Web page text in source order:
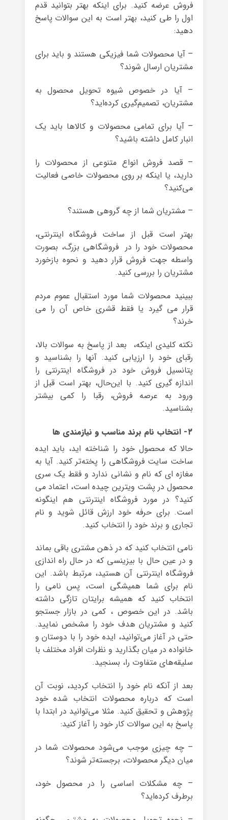
فروش عرضه کنید. برای اینکه بهتر بتوانید قدم
اول را طی کنید، بهتر است به این سوالات پاسخ
دهید:
– آیا محصولات شما فیزیکی هستند و باید برای
مشتریان ارسال شوند؟
– آیا در خصوص شیوه تحویل محصول به
مشتریان، تصمیم‌گیری کرده‌اید؟
– آیا برای تمامی محصولات و کالاها باید یک
انبار کامل داشته باشید؟
– قصد فروش انواع متنوعی از محصولات را
دارید، یا اینکه بر روی محصولات خاصی فعالیت
می‌کنید؟
– مشتریان شما از چه گروهی هستند؟
بهتر است قبل از ساخت فروشگاه اینترنتی،
محصولات خود را در فروشگاهی بزرگ، بصورت
واسطه جهت فروش قرار دهید و نحوه بازخورد
مشتریان را بررسی کنید.
ببینید محصولات شما مورد استقبال عموم مردم
قرار می گیرد یا فقط قشری خاص آن را می
خرند؟
نکته کلیدی اینکه، بعد از پاسخ به سوالات بالا،
رقبای خود را ارزیابی کنید. آنها را بشناسید و
پتانسیل فروش خود در فروشگاه اینترنتی را
اندازه گیری کنید. با این‌حال، بهتر است قبل از
ورود به عرصه فروش، رقبا را کمی بیشتر
بشناسید.
۲- انتخاب نام برند مناسب و نیازمندی ها
حالا که محصول خود را شناخته اید، باید ایده
ساخت سایت فروشگاهی را پخته‌تر کنید. آیا به
مغازه ای که نام و نشانی ندارد و فقط یک سری
محصول در پشت ویترین چیده است، اعتماد می
کنید؟ در مورد فروشگاه اینترنتی هم اینگونه
است. برای حرفه خود ارزش قائل شوید و نام
تجاری و برند خود را انتخاب کنید.
نامی انتخاب کنید که در ذهن مشتری باقی بماند
و در عین حال با بیزینسی که در حال راه اندازی
فروشگاه اینترنتی آن هستید، مرتبط باشد. این
نام برای شما همیشگی است، پس نامی را
انتخاب کنید که همیشه برایتان تازگی داشته
باشد. در این خصوص ، کمی ‌در بازار جستجو
کنید و مشتریان هدف خود را مشخص نمایید.
حتی در آغاز می‌توانید، ایده خود را با دوستان و
خانواده در میان بگذارید و نظرات افراد مختلف با
سلیقه‌های متفاوت را، بسنجید.
بعد از آنکه نام خود را انتخاب کردید، نوبت آن
است که درباره محصولات انتخاب شده خود
پژوهش و تحقیق کنید. مثلا می‌توانید در ابتدا با
پاسخ به این سوالات کار خود را آغاز کنید:
– چه چیزی موجب می‌شود محصولات شما در
میان دیگر محصولات، برجسته‌تر شوند؟
– چه مشکلات اساسی را در محصول خود،
برطرف کرده‌اید؟